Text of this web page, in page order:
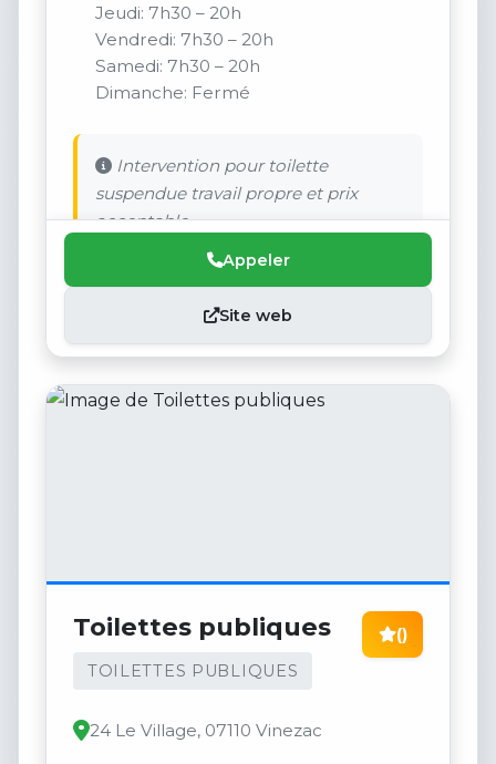
Jeudi: 7h30 – 20h
Vendredi: 7h30 – 20h
Samedi: 7h30 – 20h
Dimanche: Fermé
Intervention pour toilette
suspendue travail propre et prix
acceptable
Appeler
Site web
Toilettes publiques
TOILETTES PUBLIQUES
()
24 Le Village, 07110 Vinezac